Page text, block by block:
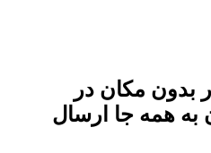
بدون مکان در
همه جا ارسال